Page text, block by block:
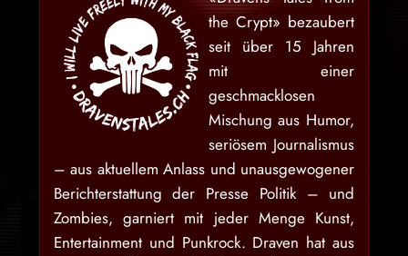
the Crypt» bezaubert
seit über 15 Jahren
mit einer
geschmacklosen
Mischung aus Humor,
seriösem Journalismus
– aus aktuellem Anlass und unausgewogener
Berichterstattung der Presse Politik – und
Zombies, garniert mit jeder Menge Kunst,
Entertainment und Punkrock. Draven hat aus